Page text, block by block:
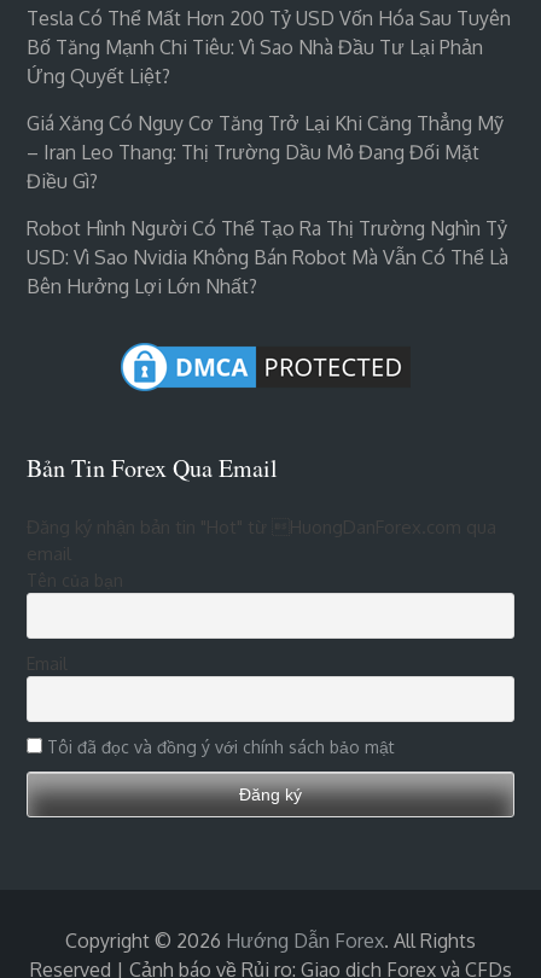
Tesla Có Thể Mất Hơn 200 Tỷ USD Vốn Hóa Sau Tuyên
Bố Tăng Mạnh Chi Tiêu: Vì Sao Nhà Đầu Tư Lại Phản
Ứng Quyết Liệt?
Giá Xăng Có Nguy Cơ Tăng Trở Lại Khi Căng Thẳng Mỹ
– Iran Leo Thang: Thị Trường Dầu Mỏ Đang Đối Mặt
Điều Gì?
Robot Hình Người Có Thể Tạo Ra Thị Trường Nghìn Tỷ
USD: Vì Sao Nvidia Không Bán Robot Mà Vẫn Có Thể Là
Bên Hưởng Lợi Lớn Nhất?
Bản Tin Forex Qua Email
Đăng ký nhận bản tin "Hot" từ HuongDanForex.com qua
Tên của bạn
Tôi đã đọc và đồng ý với chính sách bảo mật
Copyright © 2026 Hướng Dẫn Forex. All Rights
Reserved | Cảnh báo về Rủi ro: Giao dịch Forex và CFDs